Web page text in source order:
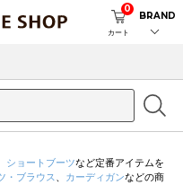
カート
0
BRAND
ショートブーツなど定番アイテムを
・ブラウス カーディガンなどの商